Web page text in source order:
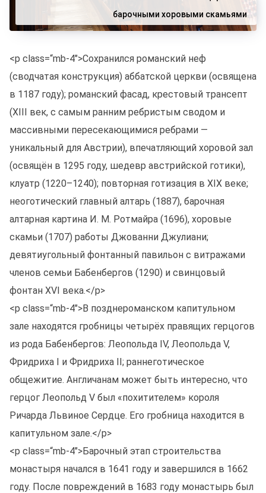
барочными хоровыми скамьями
<p class=“mb-4″>Сохранился романский неф
(сводчатая конструкция) аббатской церкви (освящена
в 1187 году); романский фасад, крестовый трансепт
(XIII век, с самым ранним ребристым сводом и
массивными пересекающимися ребрами —
уникальный для Австрии), впечатляющий хоровой зал
(освящён в 1295 году, шедевр австрийской готики),
клуатр (1220–1240); повторная готизация в XIX веке;
неоготический главный алтарь (1887), барочная
алтарная картина И. М. Ротмайра (1696), хоровые
скамьи (1707) работы Джованни Джулиани;
девятиугольный фонтанный павильон с витражами
членов семьи Бабенбергов (1290) и свинцовый
фонтан XVI века.</p>
<p class=“mb-4″>В позднероманском капитульном
зале находятся гробницы четырёх правящих герцогов
из рода Бабенбергов: Леопольда IV, Леопольда V,
Фридриха I и Фридриха II; раннеготическое
общежитие. Англичанам может быть интересно, что
герцог Леопольд V был «похитителем» короля
Ричарда Львиное Сердце. Его гробница находится в
капитульном зале.</p>
<p class=“mb-4″>Барочный этап строительства
монастыря начался в 1641 году и завершился в 1662
году. После повреждений в 1683 году монастырь был